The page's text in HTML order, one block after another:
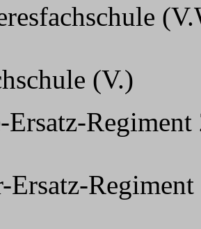
(V.)
Regiment
Ersatz-